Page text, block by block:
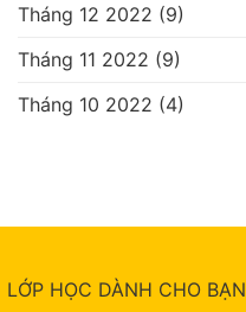
Tháng 12 2022 (9)
Tháng 11 2022 (9)
Tháng 10 2022 (4)
LỚP HỌC DÀNH CHO BẠN